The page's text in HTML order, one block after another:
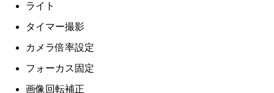
ライト
タイマー撮影
カメラ倍率設定
フォーカス固定
画像回転補正